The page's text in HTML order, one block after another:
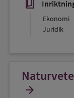
book_5
Ekonomi
Juridik
arrow_forward